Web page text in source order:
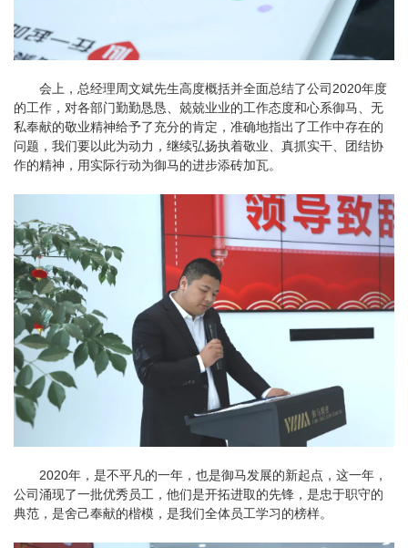
会上，总经理周文斌先生高度概括并全面总结了公司2020年度
的工作，对各部门勤勤恳恳、兢兢业业的工作态度和心系御马、无
私奉献的敬业精神给予了充分的肯定，准确地指出了工作中存在的
问题，我们要以此为动力，继续弘扬执着敬业、真抓实干、团结协
作的精神，用实际行动为御马的进步添砖加瓦。
2020年，是不平凡的一年，也是御马发展的新起点，这一年，
公司涌现了一批优秀员工，他们是开拓进取的先锋，是忠于职守的
典范，是舍己奉献的楷模，是我们全体员工学习的榜样。